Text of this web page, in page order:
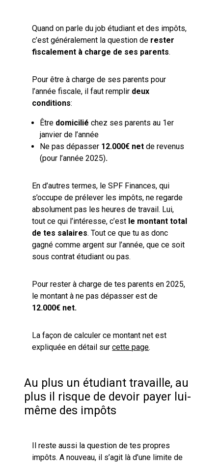
Quand on parle du job étudiant et des impôts,
c’est généralement la question de rester
fiscalement à charge de ses parents.
Pour être à charge de ses parents pour
l’année fiscale, il faut remplir deux
conditions:
Être domicilié chez ses parents au 1er
janvier de l’année
Ne pas dépasser 12.000€ netde revenus
(pour l’année 2025).
En d’autres termes, le SPF Finances, qui
s’occupe de prélever les impôts, ne regarde
absolument pas les heures de travail. Lui,
tout ce qui l’intéresse, c’est le montant total
de tes salaires. Tout ce que tu as donc
gagné comme argent sur l’année, que ce soit
sous contrat étudiant ou pas.
Pour rester à charge de tes parents en 2025,
le montant à ne pas dépasser est de
12.000€ net.
La façon de calculer ce montant net est
expliquée en détail surcette page.
Au plus un étudiant travaille, au
plus il risque de devoir payer lui-
même des impôts
Il reste aussi la question de tes propres
impôts. A nouveau, il s’agit là d’une limite de